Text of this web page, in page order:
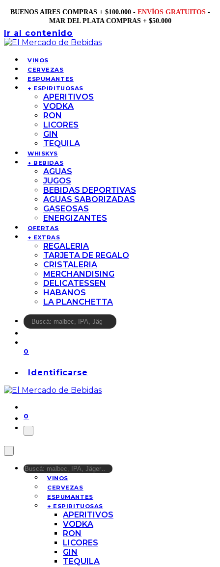
BUENOS AIRES COMPRAS + $100.000 - ENVÍOS GRATUITOS -
MAR DEL PLATA COMPRAS + $50.000
Ir al contenido
VINOS
CERVEZAS
ESPUMANTES
+ ESPIRITUOSAS
APERITIVOS
VODKA
RON
LICORES
GIN
TEQUILA
WHISKYS
+ BEBIDAS
AGUAS
JUGOS
BEBIDAS DEPORTIVAS
AGUAS SABORIZADAS
GASEOSAS
ENERGIZANTES
OFERTAS
+ EXTRAS
REGALERIA
TARJETA DE REGALO
CRISTALERIA
MERCHANDISING
DELICATESSEN
HABANOS
LA PLANCHETTA
0
Identificarse
0
VINOS
CERVEZAS
ESPUMANTES
+ ESPIRITUOSAS
APERITIVOS
VODKA
RON
LICORES
GIN
TEQUILA